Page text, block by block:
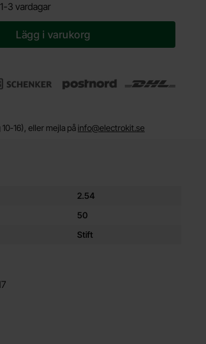
3 vardagar
Lägg i varukorg
16), eller mejla på info@electrokit.se
2.54
50
Stift